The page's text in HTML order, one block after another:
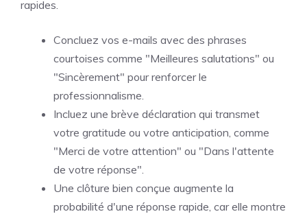
rapides.
Concluez vos e-mails avec des phrases
courtoises comme "Meilleures salutations" ou
"Sincèrement" pour renforcer le
professionnalisme.
Incluez une brève déclaration qui transmet
votre gratitude ou votre anticipation, comme
"Merci de votre attention" ou "Dans l'attente
de votre réponse".
Une clôture bien conçue augmente la
probabilité d'une réponse rapide, car elle montre